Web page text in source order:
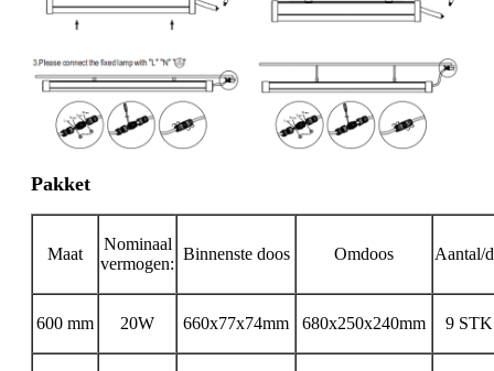
Pakket
Maat
Nominaal
vermogen:
Binnenste doos Omdoos Aantal/
600 mm 20W 660x77x74mm 680x250x240mm 9